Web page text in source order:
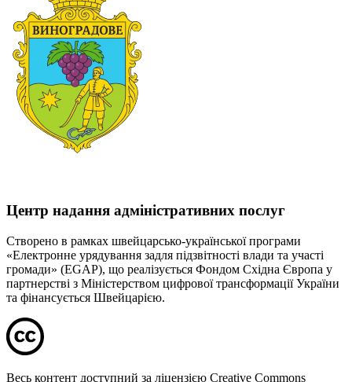
Центр надання адміністративних послуг
Створено в рамках швейцарсько-української програми
«Електронне урядування задля підзвітності влади та участі
громади» (EGAP), що реалізується Фондом Східна Європа у
партнерстві з Міністерством цифрової трансформації України
та фінансується Швейцарією.
Весь контент доступний за ліцензією Creative Commons